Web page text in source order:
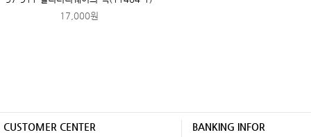
17,000원
CUSTOMER CENTER
BANKING INFOR